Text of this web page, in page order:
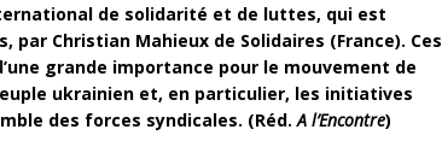
de solidarité et de luttes, qui est
par Christian Mahieux de Solidaires (France). Ces
grande importance pour le mouvement de
ukrainien et, en particulier, les initiatives
des forces syndicales. (Réd.A l’Encontre)